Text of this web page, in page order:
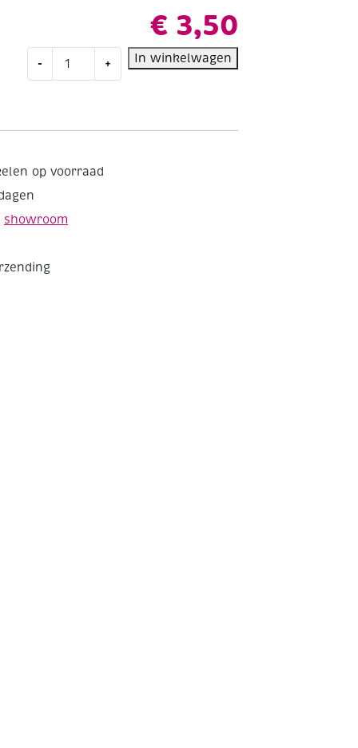
€ 3,50
- + In winkelwagen
op voorraad
showroom